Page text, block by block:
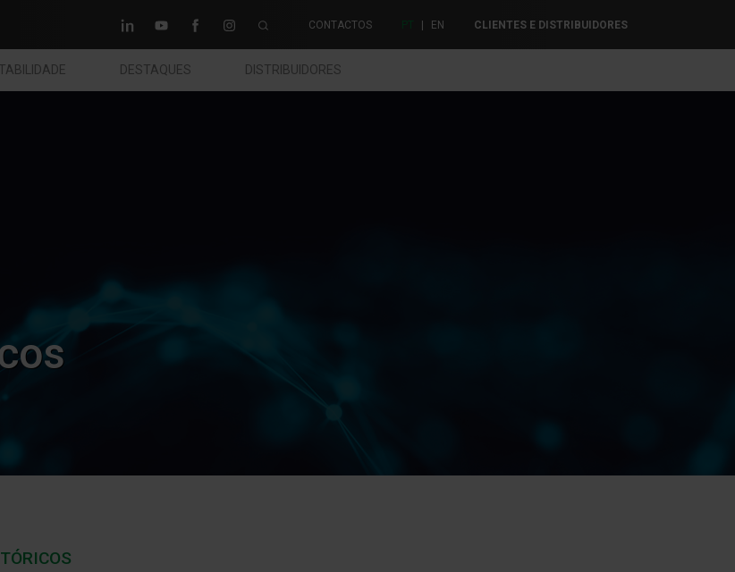
CONTACTOS PT | EN CLIENTES E DISTRIBUIDORES
DESTAQUES DISTRIBUIDORES